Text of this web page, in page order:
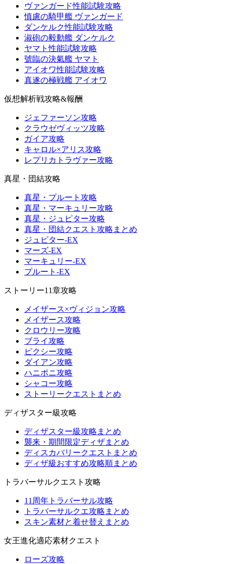
ヴァンガード性能試験攻略
慎慮の騎甲艦 ヴァンガード
ダンケルク性能試験攻略
淑砲の毅動艦 ダンケルク
ヤマト性能試験攻略
號臨の決氣艦 ヤマト
アイオワ性能試験攻略
真遂の極戦艦 アイオワ
仮想解析戦攻略&報酬
ジェファーソン攻略
クラウゼヴィッツ攻略
ガイア攻略
キャロル×アリス攻略
レプリカトラヴァー攻略
真星・団結攻略
真星・プルート攻略
真星・マーキュリー攻略
真星・ジュピター攻略
真星・団結クエスト攻略まとめ
ジュピター-EX
マーズ-EX
マーキュリー-EX
プルート-EX
ストーリー11章攻略
メイザース×ヴィジョン攻略
メイザース攻略
クロウリー攻略
ブライ攻略
ピクシー攻略
ダイアン攻略
ハニポニ攻略
シャコー攻略
ストーリークエストまとめ
ディザスター級攻略
ディザスター級攻略まとめ
襲来・期間限定ディザまとめ
ディスカバリークエストまとめ
ディザ級おすすめ攻略順まとめ
トラバーサルクエスト攻略
11周年トラバーサル攻略
トラバーサルクエ攻略まとめ
スキン素材と着せ替えまとめ
女王進化適応素材クエスト
ローズ攻略